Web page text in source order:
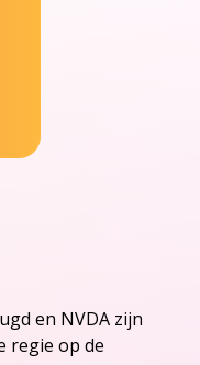
en NVDA zijn
regie op de